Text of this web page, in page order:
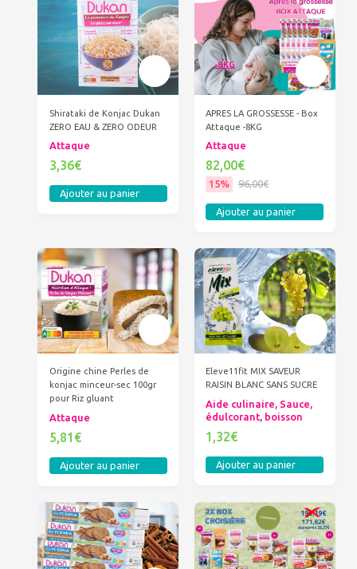
Shirataki de Konjac Dukan
ZERO EAU & ZERO ODEUR
Attaque
3,36€
Ajouter au panier
APRES LA GROSSESSE - Box
Attaque -8KG
Attaque
82,00€
15% 96,00€
Ajouter au panier
Origine chine Perles de
konjac minceur-sec 100gr
pour Riz gluant
Attaque
5,81€
Ajouter au panier
Eleve11fit MIX SAVEUR
RAISIN BLANC SANS SUCRE
Aide culinaire, Sauce,
édulcorant, boisson
1,32€
Ajouter au panier